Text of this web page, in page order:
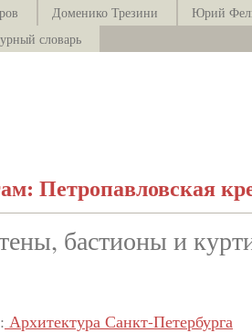
Доменико Трезини
Юрий
словарь
Петропавловская
бастионы и
Архитектура Санкт-Петербурга